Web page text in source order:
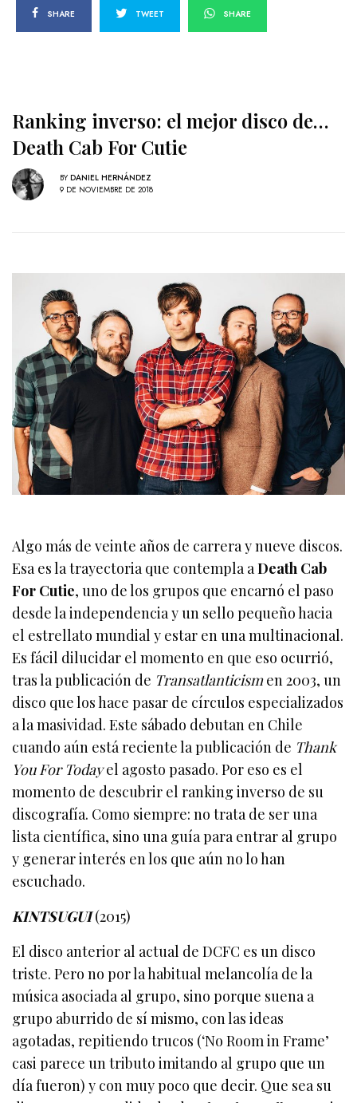
SHARE TWEET SHARE
Ranking inverso: el mejor disco de…
Death Cab For Cutie
BY DANIEL HERNÁNDEZ
9 DE NOVIEMBRE DE 2018
Algo más de veinte años de carrera y nueve discos.
Esa es la trayectoria que contempla aDeath Cab
For Cutie, uno de los grupos que encarnó el paso
desde la independencia y un sello pequeño hacia
el estrellato mundial y estar en una multinacional.
Es fácil dilucidar el momento en que eso ocurrió,
tras la publicación de Transatlanticismen 2003, un
disco que los hace pasar de círculos especializados
a la masividad. Este sábado debutan en Chile
cuando aún está reciente la publicación de Thank
You For Todayel agosto pasado. Por eso es el
momento de descubrir el ranking inverso de su
discografía. Como siempre: no trata de ser una
lista científica, sino una guía para entrar al grupo
y generar interés en los que aún no lo han
escuchado.
KINTSUGUI (2015)
El disco anterior al actual de DCFC es un disco
triste. Pero no por la habitual melancolía de la
música asociada al grupo, sino porque suena a
grupo aburrido de sí mismo, con las ideas
agotadas, repitiendo trucos (‘No Room in Frame’
casi parece un tributo imitando al grupo que un
día fueron) y con muy poco que decir. Que sea su